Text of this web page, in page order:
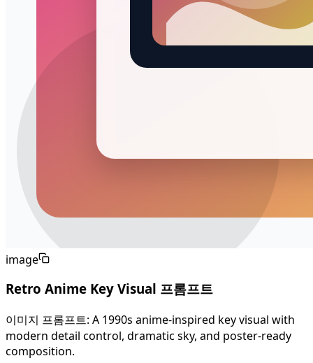
image
Retro Anime Key Visual 프롬프트
이미지 프롬프트: A 1990s anime-inspired key visual with
modern detail control, dramatic sky, and poster-ready
composition.